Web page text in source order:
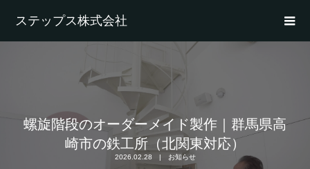
ステップス株式会社
螺旋階段のオーダーメイド製作｜群馬県高
崎市の鉄工所（北関東対応）
2026.02.28 お知らせ